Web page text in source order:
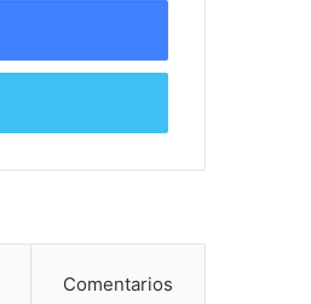
Comentarios